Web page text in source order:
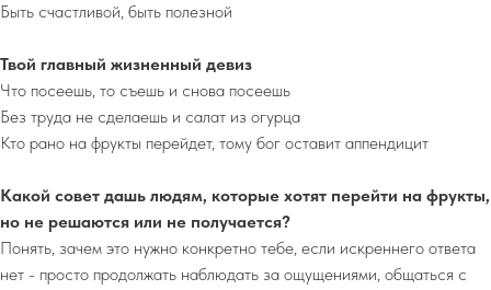
Быть счастливой, быть полезной
Твой главный жизненный девиз
Что посеешь, то съешь и снова посеешь
Без труда не сделаешь и салат из огурца
Кто рано на фрукты перейдет, тому бог оставит аппендицит
Какой совет дашь людям, которые хотят перейти на фрукты,
но не решаются или не получается?
Понять, зачем это нужно конкретно тебе, если искреннего ответа
нет - просто продолжать наблюдать за ощущениями, общаться с